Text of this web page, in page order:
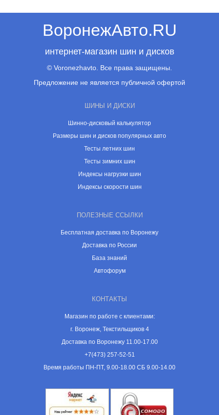
ВоронежАвто.RU
интернет-магазин шин и дисков
© Voronezhavto. Все права защищены.
Предложение не является публичной офертой
ШИНЫ И ДИСКИ
Шинно-дисковый калькулятор
Размеры шин и дисков популярных авто
Тесты летних шин
Тесты зимних шин
Индексы нагрузки шин
Индексы скорости шин
ПОЛЕЗНЫЕ ССЫЛКИ
Бесплатная доставка по Воронежу
Доставка по России
База знаний
Автофорум
КОНТАКТЫ
Магазин по работе с клиентами:
г. Воронеж, Текстильщиков 4
Доставка по Воронежу 11.00-17.00
+7(473) 257-52-51
Время работы ПН-ПТ, 9.00-18.00 СБ 9.00-14.00